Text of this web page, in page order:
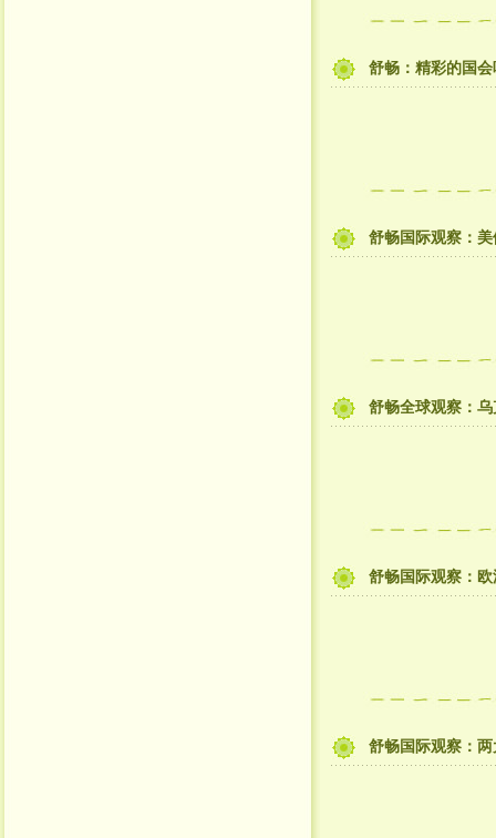
舒畅：精彩的国
舒畅国际观察：
舒畅全球观察：
舒畅国际观察：
舒畅国际观察：